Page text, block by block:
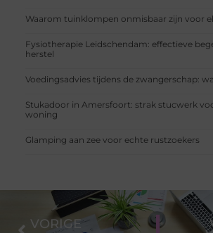
Waarom tuinklompen onmisbaar zijn voor
Fysiotherapie Leidschendam: effectieve
herstel
Voedingsadvies tijdens de zwangerschap:
Stukadoor in Amersfoort: strak stucwerk
woning
Glamping aan zee voor echte rustzoekers
VORIGE